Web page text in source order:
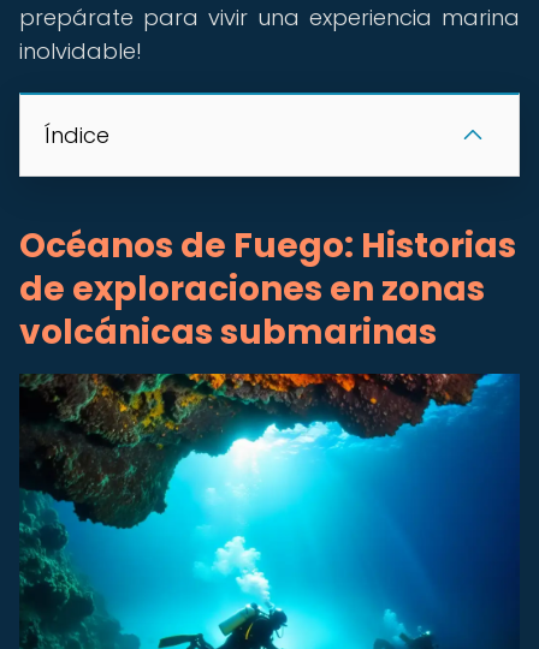
prepárate para vivir una experiencia marina
inolvidable!
Índice
Océanos de Fuego: Historias
de exploraciones en zonas
volcánicas submarinas